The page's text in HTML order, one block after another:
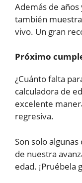
Además de
también
vivo. Un gran
Próximo
¿Cuánto falta
calculadora de
excelente
regresiva.
Son solo
de nuestra
edad. ¡Pruébela